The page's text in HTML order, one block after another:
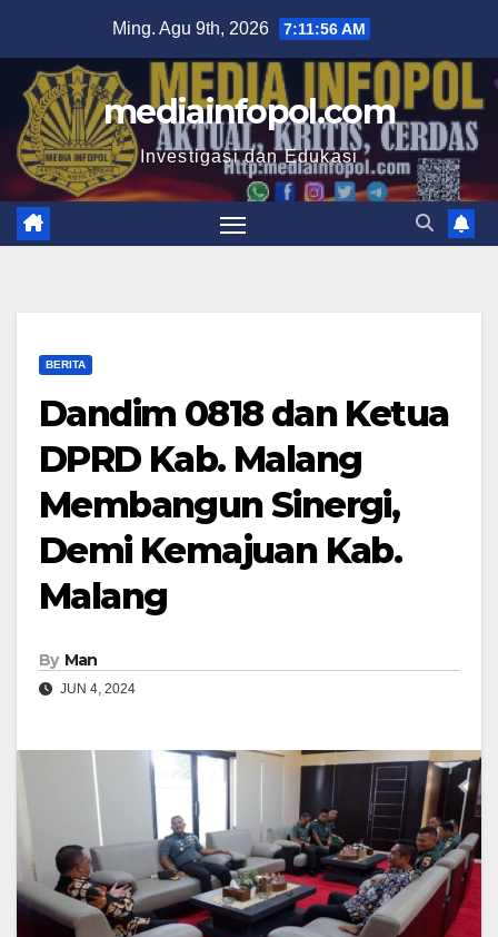
content
Ming. Agu 9th, 2026 7:11:57 AM
mediainfopol.com
Investigasi dan Edukasi
BERITA
Dandim 0818 dan Ketua
DPRD Kab. Malang
Membangun Sinergi,
Demi Kemajuan Kab.
Malang
By Man
JUN 4, 2024